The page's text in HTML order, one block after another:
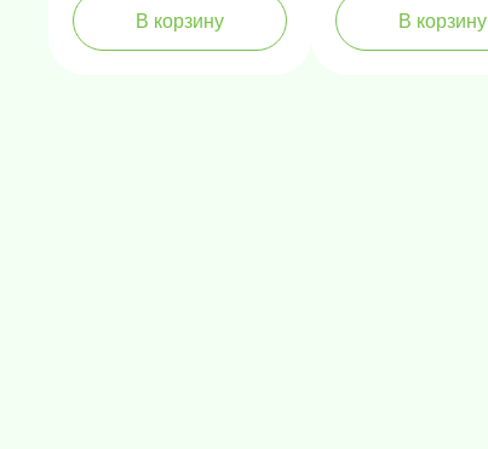
В корзину В корзину